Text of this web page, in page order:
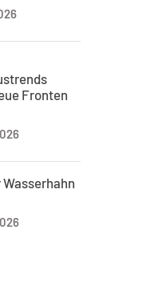
Fronten
Wasserhahn